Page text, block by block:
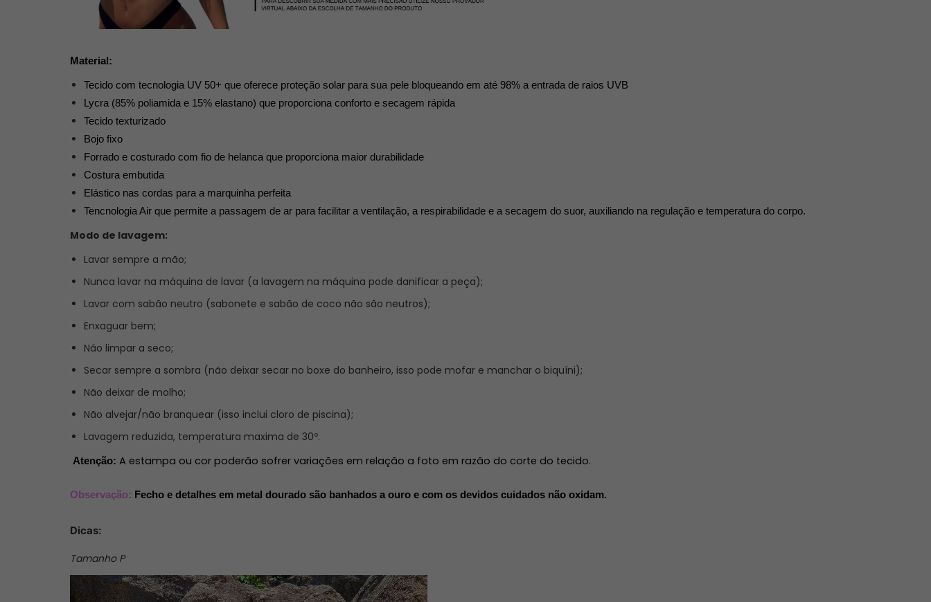
Material:
Tecido com tecnologia UV 50+ que oferece proteção solar para sua pele bloqueando em até 98% a entrada de raios UVB
Lycra (85% poliamida e 15% elastano) que proporciona conforto e secagem rápida
Tecido texturizado
Bojo fixo
Forrado e costurado com fio de helanca que proporciona maior durabilidade
Costura embutida
Elástico nas cordas para a marquinha perfeita
Tencnologia Air que permite a passagem de ar para facilitar a ventilação, a respirabilidade e a secagem do suor, auxiliando na regulação e temperatura do corpo.
Modo de lavagem:
Lavar sempre a mão;
Nunca lavar na máquina de lavar (a lavagem na máquina pode danificar a peça);
Lavar com sabão neutro (sabonete e sabão de coco não são neutros);
Enxaguar bem;
Não limpar a seco;
Secar sempre a sombra (não deixar secar no boxe do banheiro, isso pode mofar e manchar o biquíni);
Não deixar de molho;
Não alvejar/não branquear (isso inclui cloro de piscina);
Lavagem reduzida, temperatura maxima de 30º.
Atenção: A estampa ou cor poderão sofrer variações em relação a foto em razão do corte do tecido.
Observação: Fecho e detalhes em metal dourado são banhados a ouro e com os devidos cuidados não oxidam.
Dicas:
Tamanho P